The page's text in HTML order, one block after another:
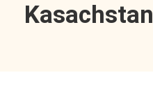
Kasachstan